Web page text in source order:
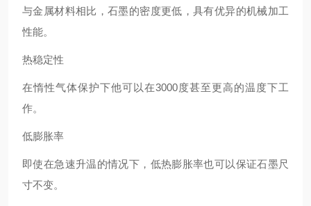
与金属材料相比，石墨的密度更低，具有优异的机械加工
性能。
热稳定性
在惰性气体保护下他可以在3000度甚至更高的温度下工
作。
低膨胀率
即使在急速升温的情况下，低热膨胀率也可以保证石墨尺
寸不变。